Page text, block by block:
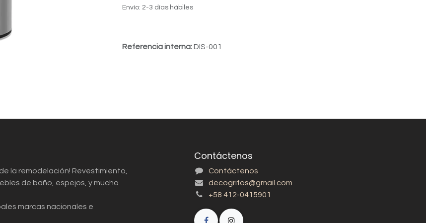
Envío: 2-3 días hábiles
Referencia interna:DIS-001
la remodelación! Revestimiento,
de baño, espejos, y mucho
marcas nacionales e
Contáctenos
Contáctenos
decogrifos@gmail.com
+58 412-0415901